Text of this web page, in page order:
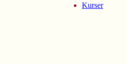
Kurser